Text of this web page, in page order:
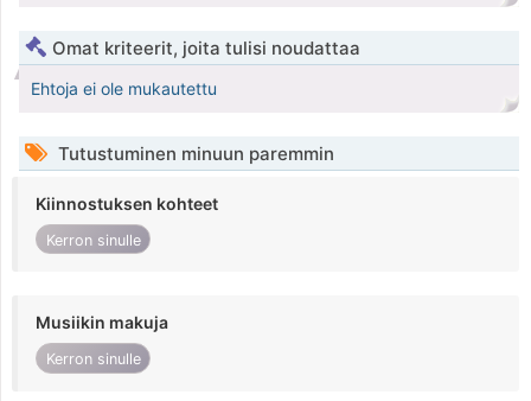
Omat kriteerit, joita tulisi noudattaa
Ehtoja ei ole mukautettu
Tutustuminen minuun paremmin
Kiinnostuksen kohteet
Kerron sinulle
Musiikin makuja
Kerron sinulle